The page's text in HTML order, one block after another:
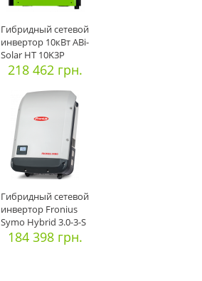
Гибридный сетевой
инвертор 10кВт ABi-
Solar HT 10K3P
218 462 грн.
Гибридный сетевой
инвертор Fronius
Symo Hybrid 3.0-3-S
(Офиц
184 398 грн.